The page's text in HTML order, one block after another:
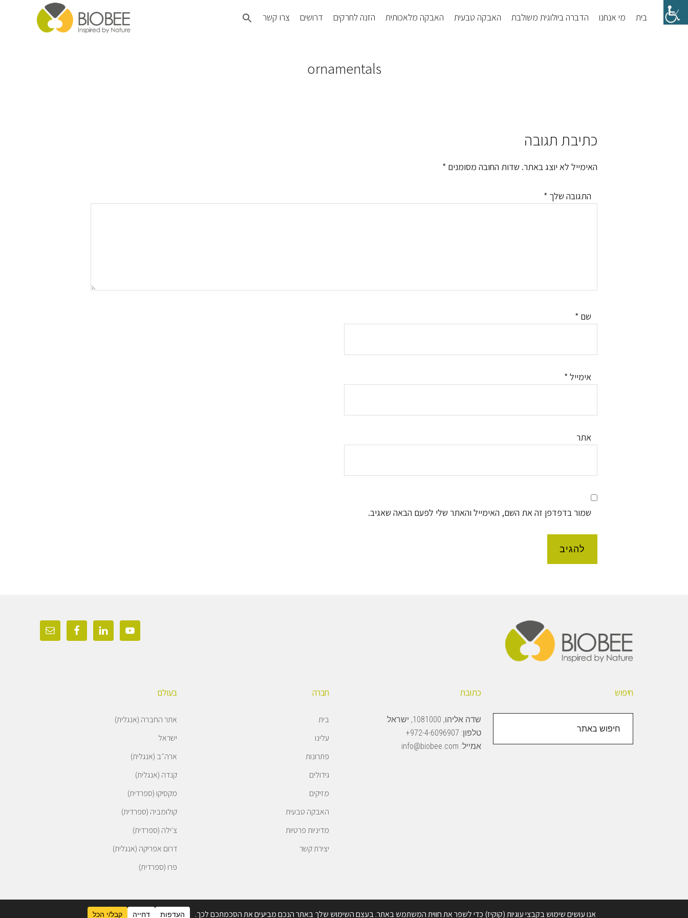
Skip
to
Skip
to
בית מי אנחנו הדברה ביולוגית משולבת האבקה טבעית האבקה מלאכותית הזנה לחרקים דרושים צרו קשר Search
for:
ornamentals
Reader
Interactions
כתיבת תגובה
האימייל לא יוצג באתר. שדות החובה מסומנים *
התגובה שלך *
שם *
אימייל *
אתר
שמור בדפדפן זה את השם, האימייל והאתר שלי לפעם הבאה שאגיב.
בעולם
אתר החברה (אנגלית)
ישראל
ארה״ב (אנגלית)
קנדה (אנגלית)
מקסיקו (ספרדית)
קולומביה (ספרדית)
צ׳ילה (ספרדית)
דרום אפריקה (אנגלית)
פרו (ספרדית)
חברה
בית
עלינו
פתרונות
גידולים
מזיקים
האבקה טבעית
מדיניות פרטיות
יצירת קשר
כתובת
שדה אליהו, 1081000, ישראל
טלפון: 972-4-6096907+
אמייל: info@biobee.com
חיפוש
באתר
Copyright © 2026 · BioBee Ltd.